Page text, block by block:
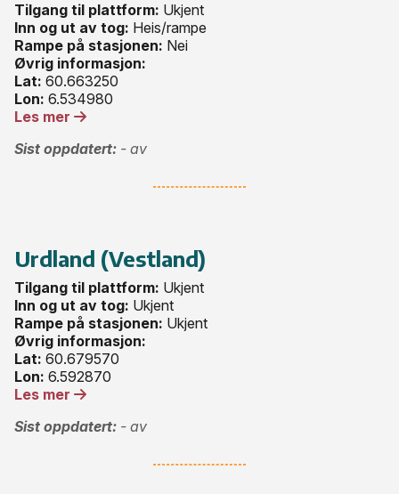
Tilgang til plattform: Ukjent
Inn og ut av tog: Heis/rampe
Rampe på stasjonen: Nei
Øvrig informasjon:
Lat: 60.663250
Lon: 6.534980
Les mer
Sist oppdatert: - av
Urdland (Vestland)
Tilgang til plattform: Ukjent
Inn og ut av tog: Ukjent
Rampe på stasjonen: Ukjent
Øvrig informasjon:
Lat: 60.679570
Lon: 6.592870
Les mer
Sist oppdatert: - av